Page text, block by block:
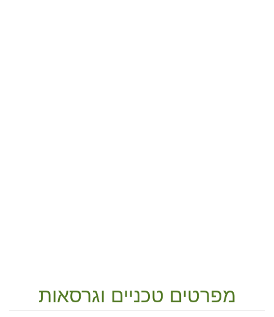
מפרטים טכניים וגרסאות